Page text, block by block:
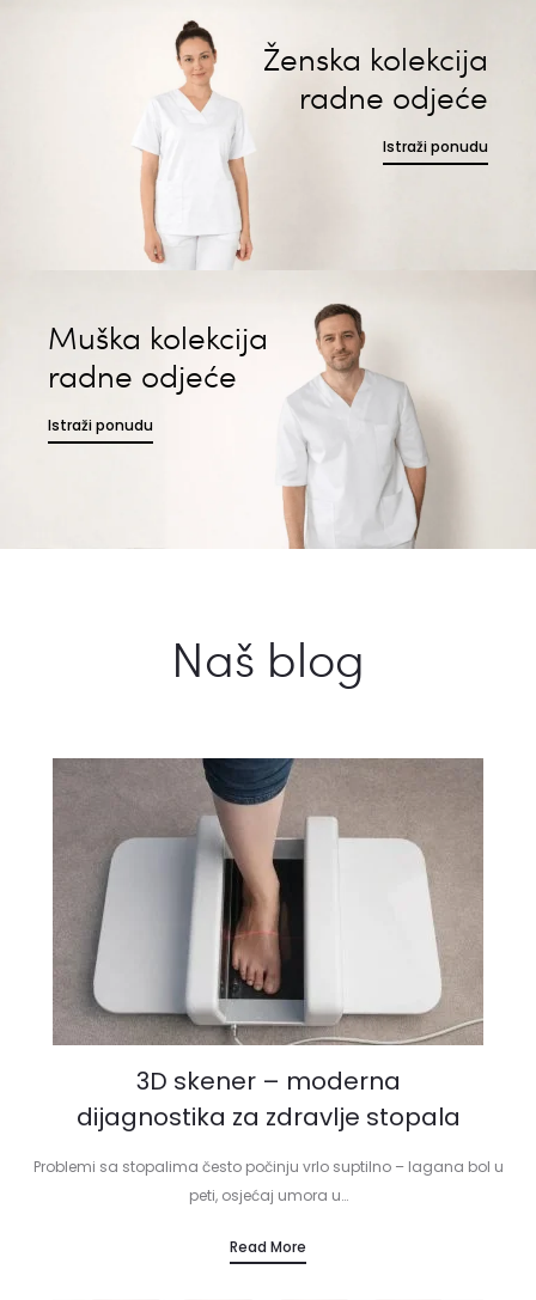
Ženska kolekcija
radne odjeće
Istraži ponudu
Muška kolekcija
radne odjeće
Istraži ponudu
Naš blog
3D skener – moderna
dijagnostika za zdravlje stopala
Problemi sa stopalima često počinju vrlo suptilno – lagana bol u
peti, osjećaj umora u…
Read More